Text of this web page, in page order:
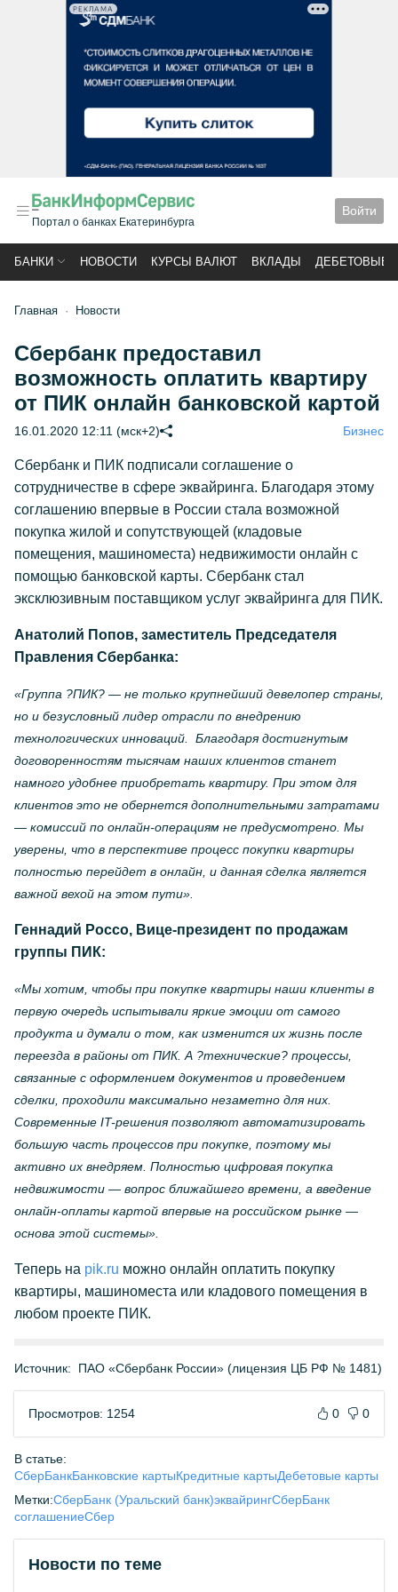
РЕКЛАМА
Портал о банках Екатеринбурга
Войти
БАНКИ НОВОСТИ КУРСЫ ВАЛЮТ ВКЛАДЫ ДЕБЕТОВЫЕ
Главная Новости
Сбербанк предоставил
возможность оплатить квартиру
от ПИК онлайн банковской картой
16.01.2020 12:11 (мск+2) Бизнес
Сбербанк и ПИК подписали соглашение о
сотрудничестве в сфере эквайринга. Благодаря этому
соглашению впервые в России стала возможной
покупка жилой и сопутствующей (кладовые
помещения, машиноместа) недвижимости онлайн с
помощью банковской карты. Сбербанк стал
эксклюзивным поставщиком услуг эквайринга для ПИК.
Анатолий Попов, заместитель Председателя
Правления Сбербанка:
«Группа ?ПИК? — не только крупнейший девелопер страны,
но и безусловный лидер отрасли по внедрению
технологических инноваций. Благодаря достигнутым
договоренностям тысячам наших клиентов станет
намного удобнее приобретать квартиру. При этом для
клиентов это не обернется дополнительными затратами
— комиссий по онлайн-операциям не предусмотрено. Мы
уверены, что в перспективе процесс покупки квартиры
полностью перейдет в онлайн, и данная сделка является
важной вехой на этом пути».
Геннадий Россо, Вице-президент по продажам
группы ПИК:
«Мы хотим, чтобы при покупке квартиры наши клиенты в
первую очередь испытывали яркие эмоции от самого
продукта и думали о том, как изменится их жизнь после
переезда в районы от ПИК. А ?технические? процессы,
связанные с оформлением документов и проведением
сделки, проходили максимально незаметно для них.
Современные IT-решения позволяют автоматизировать
большую часть процессов при покупке, поэтому мы
активно их внедряем. Полностью цифровая покупка
недвижимости — вопрос ближайшего времени, а введение
онлайн-оплаты картой впервые на российском рынке —
основа этой системы».
Теперь на pik.ru можно онлайн оплатить покупку
квартиры, машиноместа или кладового помещения в
любом проекте ПИК.
Источник: ПАО «Сбербанк России» (лицензия ЦБ РФ № 1481)
Просмотров: 1254 0 0
В статье:
СберБанкБанковские картыКредитные картыДебетовые карты
Метки:СберБанк (Уральский банк)эквайрингСберБанк
соглашениеСбер
Новости по теме